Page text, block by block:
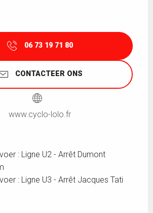
06 73 19 71 80
CONTACTEER ONS
www.cyclo-lolo.fr
: Ligne U2 - Arrêt Dumont
: Ligne U3 - Arrêt Jacques Tati